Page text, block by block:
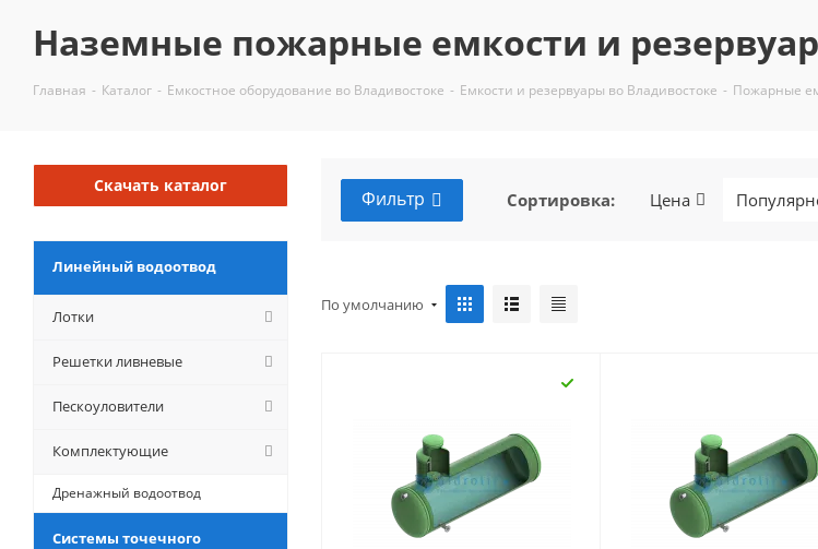
Наземные пожарные емкости и
Главная - Каталог - Емкостное оборудование во Владивостоке - Емкости и резервуары во Владивостоке - Пожарные
Фильтр Сортировка: Цена
По умолчанию
Скачать каталог
Линейный водоотвод
Лотки
Решетки ливневые
Пескоуловители
Комплектующие
Дренажный водоотвод
Системы точечного